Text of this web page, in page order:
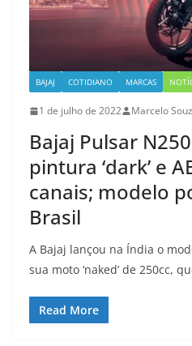
BAJAJ COTIDIANO MARCAS
1 de julho de 2022 Marcelo
Bajaj Pulsar
pintura ‘dark’ e
canais; modelo
Brasil
A Bajaj lançou na Índia o
sua moto ‘naked’ de 250cc,
Read More